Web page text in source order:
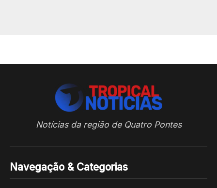
Notícias da região de Quatro Pontes
Navegação & Categorias